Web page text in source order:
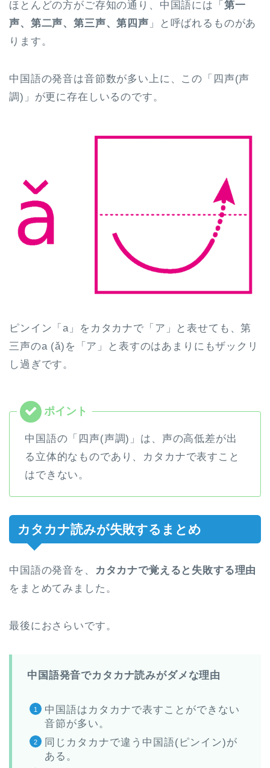
ほとんどの方がご存知の通り、中国語には「 第一
声、第二声、第三声、第四声 」と呼ばれるものがあ
ります。
中国語の発音は音節数が多い上に、この「四声(声
調)」が更に存在しいるのです。
ピンイン「a」をカタカナで「ア」と表せても、第
三声のa (ǎ)を「ア」と表すのはあまりにもザックリ
し過ぎです。
中国語の「四声(声調)」は、声の高低差が出
る立体的なものであり、カタカナで表すこと
はできない。
カタカナ読みが失敗するまとめ
中国語の発音を、
カタカナで覚えると失敗する理由
をまとめてみました。
最後におさらいです。
中国語発音でカタカナ読みがダメな理由
中国語はカタカナで表すことができない
音節が多い。
同じカタカナで違う中国語(ピンイン)が
ある。